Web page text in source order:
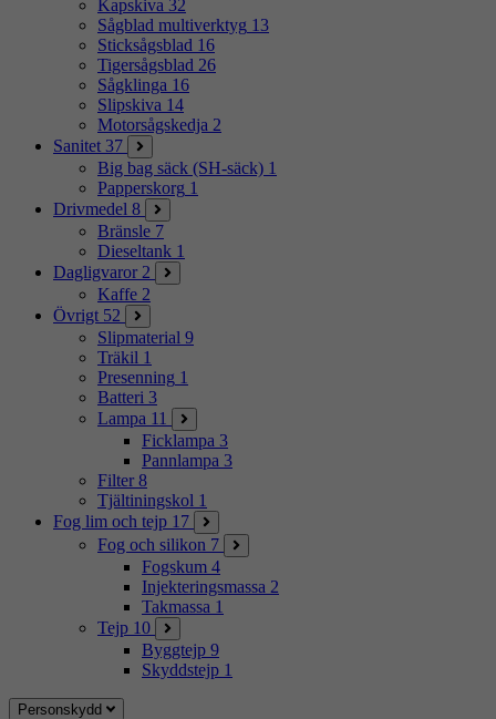
Kapskiva 32
Sågblad multiverktyg 13
Sticksågsblad 16
Tigersågsblad 26
Sågklinga 16
Slipskiva 14
Motorsågskedja 2
Sanitet 37
Big bag säck (SH-säck) 1
Papperskorg 1
Drivmedel 8
Bränsle 7
Dieseltank 1
Dagligvaror 2
Kaffe 2
Övrigt 52
Slipmaterial 9
Träkil 1
Presenning 1
Batteri 3
Lampa 11
Ficklampa 3
Pannlampa 3
Filter 8
Tjältiningskol 1
Fog lim och tejp 17
Fog och silikon 7
Fogskum 4
Injekteringsmassa 2
Takmassa 1
Tejp 10
Byggtejp 9
Skyddstejp 1
Personskydd